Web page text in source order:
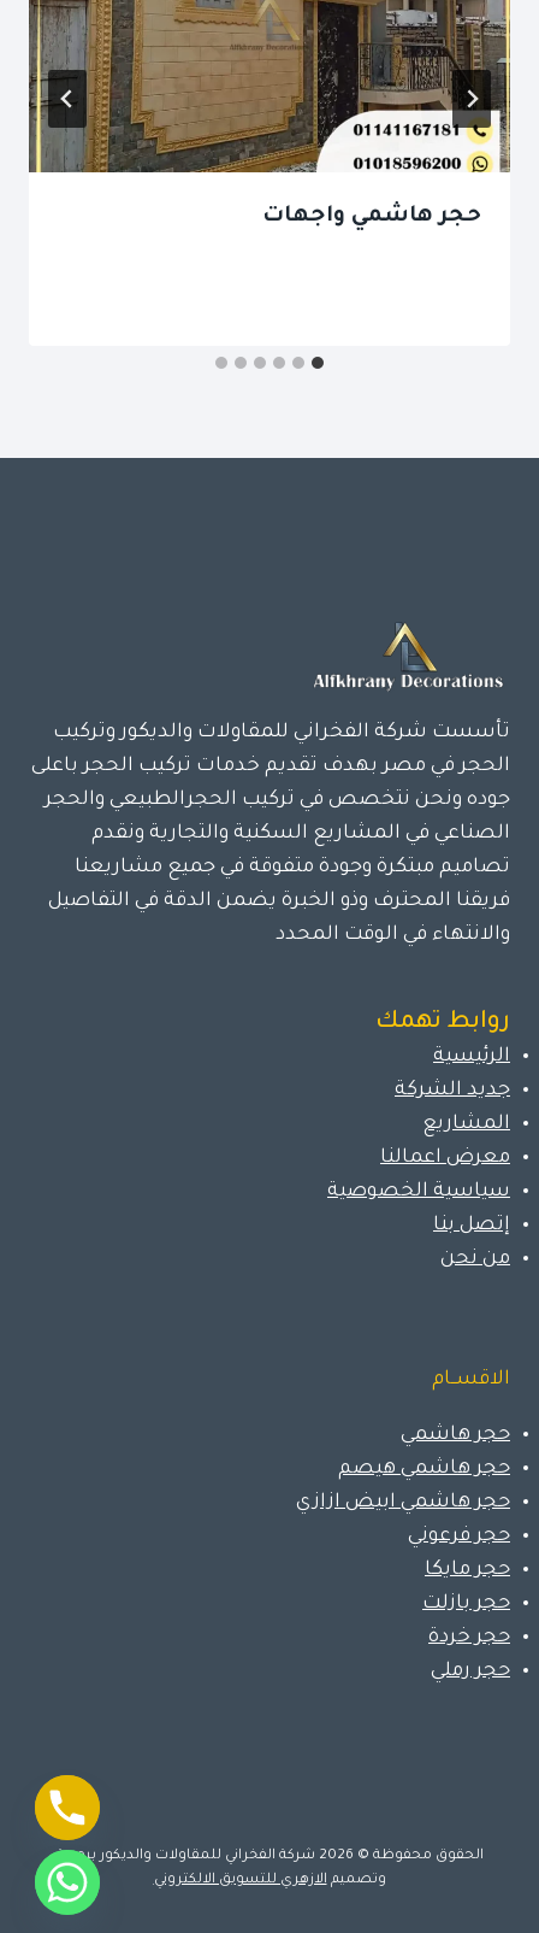
حجر هاشمي واجهات
تأسست شركة الفخراني للمقاولات والديكور وتركيب
الحجر في مصر بهدف تقديم خدمات تركيب الحجر باعلى
جوده ونحن نتخصص في تركيب الحجرالطبيعي والحجر
الصناعي في المشاريع السكنية والتجارية ونقدم
تصاميم مبتكرة وجودة متفوقة في جميع مشاريعنا
فريقنا المحترف وذو الخبرة يضمن الدقة في التفاصيل
والانتهاء في الوقت المحدد
روابط تهمك
الرئيسية
جديد الشركة
المشاريع
معرض اعمالنا
سياسية الخصوصية
إتصل بنا
من نحن
الاقســام
حجر هاشمي
حجر هاشمي هيصم
حجر هاشمي ابيض ازازي
حجر فرعوني
حجر مايكا
حجر بازلت
حجر خردة
حجر رملي
الحقوق محفوظة © 2026 شركة الفخراني للمقاولات والديكور برمجة
وتصميمالازهري للتسويق الالكتروني